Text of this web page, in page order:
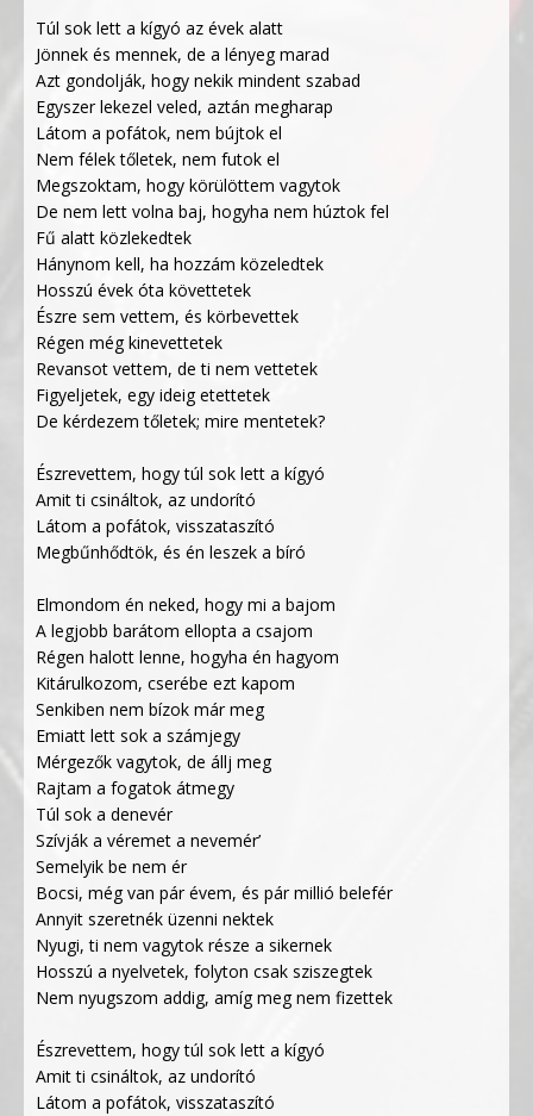
Túl sok lett a kígyó az évek alatt
Jönnek és mennek, de a lényeg marad
Azt gondolják, hogy nekik mindent szabad
Egyszer lekezel veled, aztán megharap
Látom a pofátok, nem bújtok el
Nem félek tőletek, nem futok el
Megszoktam, hogy körülöttem vagytok
De nem lett volna baj, hogyha nem húztok fel
Fű alatt közlekedtek
Hánynom kell, ha hozzám közeledtek
Hosszú évek óta követtetek
Észre sem vettem, és körbevettek
Régen még kinevettetek
Revansot vettem, de ti nem vettetek
Figyeljetek, egy ideig etettetek
De kérdezem tőletek; mire mentetek?
Észrevettem, hogy túl sok lett a kígyó
Amit ti csináltok, az undorító
Látom a pofátok, visszataszító
Megbűnhődtök, és én leszek a bíró
Elmondom én neked, hogy mi a bajom
A legjobb barátom ellopta a csajom
Régen halott lenne, hogyha én hagyom
Kitárulkozom, cserébe ezt kapom
Senkiben nem bízok már meg
Emiatt lett sok a számjegy
Mérgezők vagytok, de állj meg
Rajtam a fogatok átmegy
Túl sok a denevér
Szívják a véremet a nevemér’
Semelyik be nem ér
Bocsi, még van pár évem, és pár millió belefér
Annyit szeretnék üzenni nektek
Nyugi, ti nem vagytok része a sikernek
Hosszú a nyelvetek, folyton csak sziszegtek
Nem nyugszom addig, amíg meg nem fizettek
Észrevettem, hogy túl sok lett a kígyó
Amit ti csináltok, az undorító
Látom a pofátok, visszataszító